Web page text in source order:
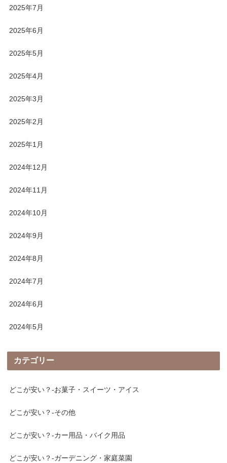
2025年7月
2025年6月
2025年5月
2025年4月
2025年3月
2025年2月
2025年1月
2024年12月
2024年11月
2024年10月
2024年9月
2024年8月
2024年7月
2024年6月
2024年5月
カテゴリー
どこが安い？-お菓子・スイーツ・アイス
どこが安い？-その他
どこが安い？-カー用品・バイク用品
どこが安い？-ガーデニング・家庭菜園